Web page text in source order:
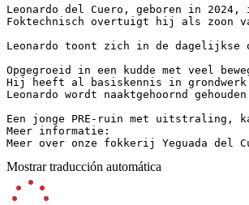
Leonardo del Cuero, geboren in
Foktechnisch overtuigt hij als zoon
Leonardo toont zich in de
Opgegroeid in een kudde met veel
Hij heeft al basiskennis in
Leonardo wordt naaktgehoornd
Een jonge PRE-ruin met
Meer informatie:
Meer over onze fokkerij Yeguada del
Mostrar traducción automática